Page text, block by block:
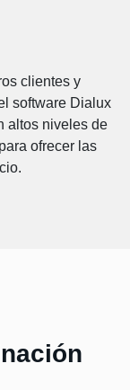
clientes y
software Dialux
altos niveles de
ofrecer las